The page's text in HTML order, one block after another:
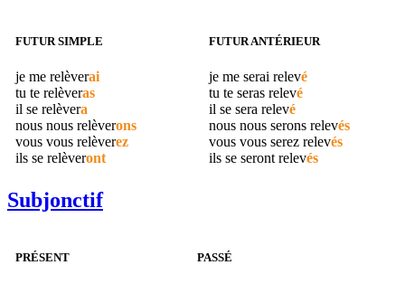
FUTUR SIMPLE
je me relèverai
tu te relèveras
il se relèvera
nous nous relèverons
vous vous relèverez
ils se relèveront
FUTUR ANTÉRIEUR
je me serai relevé
tu te seras relevé
il se sera relevé
nous nous serons relevés
vous vous serez relevés
ils se seront relevés
Subjonctif
PRÉSENT PASSÉ